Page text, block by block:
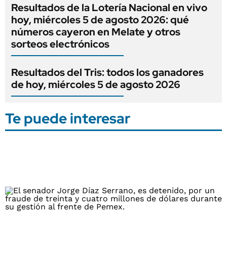
Resultados de la Lotería Nacional en vivo
hoy, miércoles 5 de agosto 2026: qué
números cayeron en Melate y otros
sorteos electrónicos
Resultados del Tris: todos los ganadores
de hoy, miércoles 5 de agosto 2026
Te puede interesar